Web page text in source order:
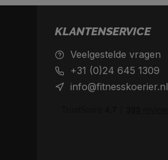
KLANTENSERVICE
Veelgestelde vragen
+31 (0)24 645 1309
info@fitnesskoerier.nl